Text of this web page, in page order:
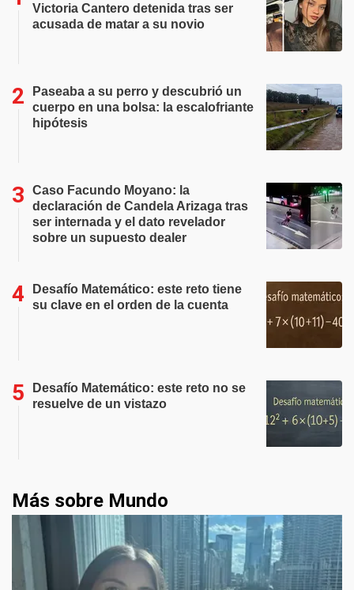
Victoria Cantero detenida tras ser
acusada de matar a su novio
Paseaba a su perro y descubrió un
cuerpo en una bolsa: la escalofriante
hipótesis
Caso Facundo Moyano: la
declaración de Candela Arizaga tras
ser internada y el dato revelador
sobre un supuesto dealer
Desafío Matemático: este reto tiene
su clave en el orden de la cuenta
Desafío Matemático: este reto no se
resuelve de un vistazo
Más sobre Mundo